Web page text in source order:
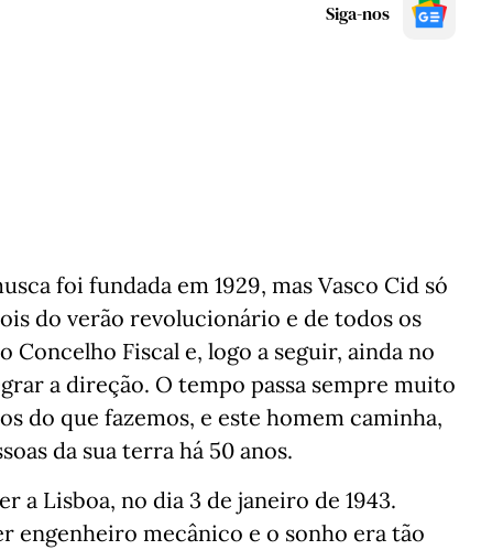
Siga-nos
foi fundada em 1929, mas Vasco Cid só
do verão revolucionário e de todos os
Concelho Fiscal e, logo a seguir, ainda no
a direção. O tempo passa sempre muito
do que fazemos, e este homem caminha,
da sua terra há 50 anos.
a Lisboa, no dia 3 de janeiro de 1943.
engenheiro mecânico e o sonho era tão